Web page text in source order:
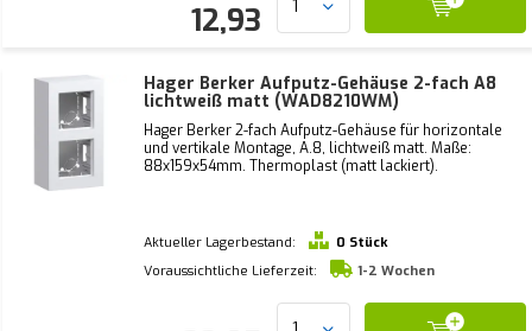
12,93
Hager Berker Aufputz-Gehäuse 2-fach A8
lichtweiß matt (WAD8210WM)
Hager Berker 2-fach Aufputz-Gehäuse für horizontale
und vertikale Montage, A.8, lichtweiß matt. Maße:
88x159x54mm. Thermoplast (matt lackiert).
Aktueller Lagerbestand:
0 Stück
Voraussichtliche Lieferzeit:
1-2 Wochen